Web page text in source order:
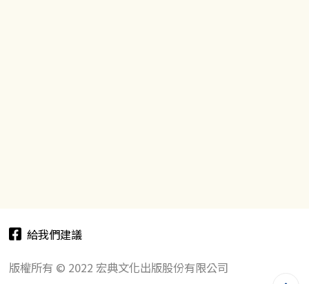
給我們建議
版權所有 © 2022 宏典文化出版股份有限公司